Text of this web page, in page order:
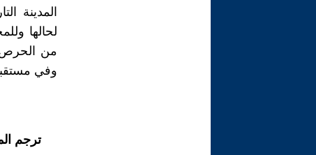
المدينة
لحالها
من الحرص
وفي
ترجم